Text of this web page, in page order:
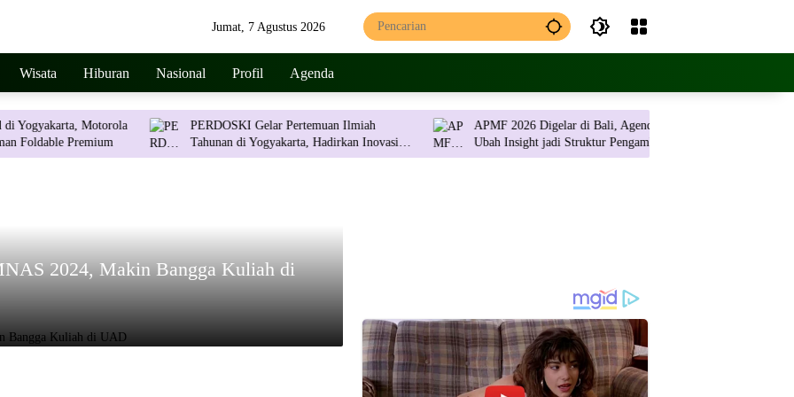
Jumat, 7 Agustus 2026
Wisata Hiburan Nasional Profil Agenda
Motorola
Premium
PERDOSKI Gelar Pertemuan Ilmiah
Tahunan di Yogyakarta, Hadirkan Inovasi
Dermatologi Terkini
APMF 2026 Digelar di Bali, Agendanya
Ubah Insight jadi Struktur Pengambilan
Keputusan
2024, Makin Bangga Kuliah di